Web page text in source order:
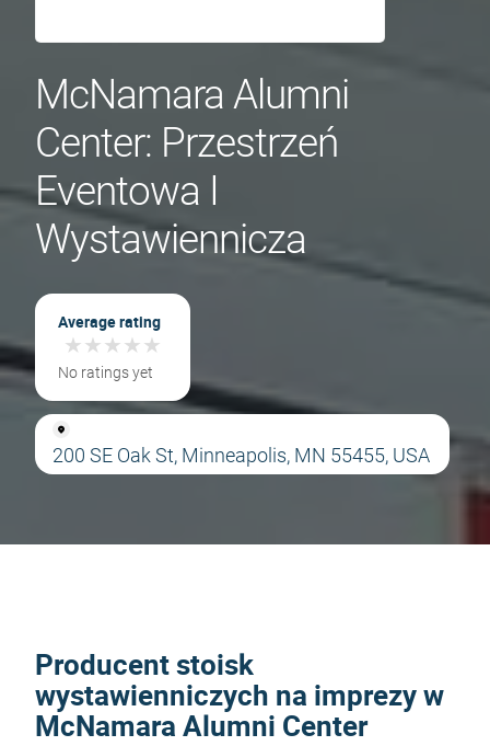
McNamara Alumni
Center: Przestrzeń
Eventowa I
Wystawiennicza
Average rating
★★★★★
★★★★★
No ratings yet
200 SE Oak St, Minneapolis, MN 55455, USA
Producent stoisk
wystawienniczych na imprezy w
McNamara Alumni Center